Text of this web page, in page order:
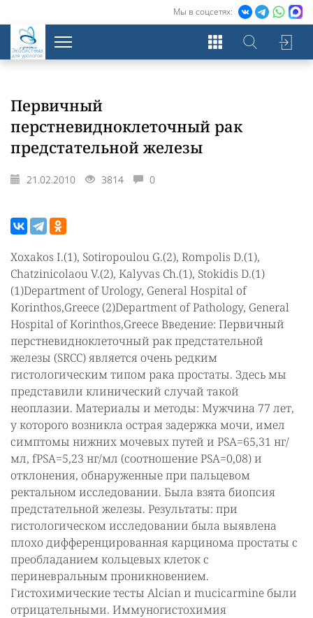
Мы в соцсетях:
Экосистема
для урологов
Первичный
перстневидноклеточный рак
предстательной железы
21.02.2010 3814 0
Xoxakos I.(1), Sotiropoulou G.(2), Rompolis D.(1),
Chatzinicolaou V.(2), Kalyvas Ch.(1), Stokidis D.(1)
(1)Department of Urology, General Hospital of
Korinthos,Greece (2)Department of Pathology, General
Hospital of Korinthos,Greece Введение: Первичный
перстневидноклеточный рак предстательной
железы (SRCC) является очень редким
гистологическим типом рака простаты. Здесь мы
представили клинический случай такой
неоплазии. Материалы и методы: Мужчина 77 лет,
у которого возникла острая задержка мочи, имел
симптомы нижних мочевых путей и PSA=65,31 нг/
мл, fPSA=5,23 нг/мл (соотношение PSA=0,08) и
отклонения, обнаруженные при пальцевом
ректальном исследовании. Была взята биопсия
предстательной железы. Результаты: при
гистологическом исследовании была выявлена
плохо дифференцированная карцинома простаты с
преобладанием кольцевых клеток с
периневральным проникновением.
Гистохимические тесты Alcian и mucicarmine были
отрицательными. Иммуногистохимия